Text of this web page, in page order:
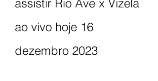
assistir Rio Ave x Vizela
ao vivo hoje 16
dezembro 2023